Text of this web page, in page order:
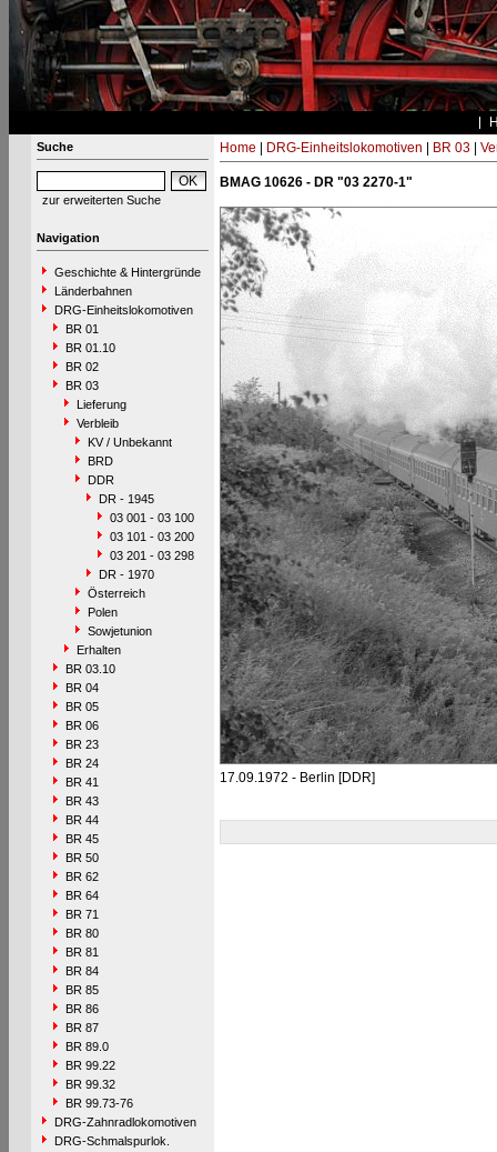
Suche
zur erweiterten Suche
Navigation
Geschichte & Hintergründe
Länderbahnen
DRG-Einheitslokomotiven
BR 01
BR 01.10
BR 02
BR 03
Lieferung
Verbleib
KV / Unbekannt
BRD
DDR
DR - 1945
03 001 - 03 100
03 101 - 03 200
03 201 - 03 298
DR - 1970
Österreich
Polen
Sowjetunion
Erhalten
BR 03.10
BR 04
BR 05
BR 06
BR 23
BR 24
BR 41
BR 43
BR 44
BR 45
BR 50
BR 62
BR 64
BR 71
BR 80
BR 81
BR 84
BR 85
BR 86
BR 87
BR 89.0
BR 99.22
BR 99.32
BR 99.73-76
DRG-Zahnradlokomotiven
DRG-Schmalspurlok.
Home DRG-Einheitslokomotiven BR 03|
BMAG 10626 - DR "03 2270-1"
17.09.1972 - Berlin [DDR]